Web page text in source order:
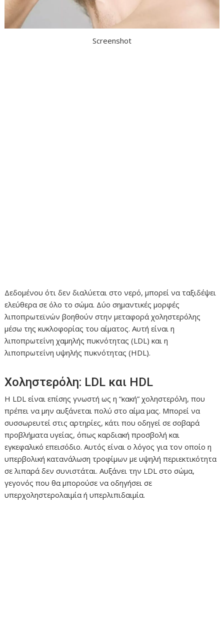
Screenshot
Δεδομένου ότι δεν διαλύεται στο νερό, μπορεί να ταξιδέψει
ελεύθερα σε όλο το σώμα. Δύο σημαντικές μορφές
λιποπρωτεϊνών βοηθούν στην μεταφορά χοληστερόλης
μέσω της κυκλοφορίας του αίματος. Αυτή είναι η
λιποπρωτεΐνη χαμηλής πυκνότητας (LDL) και η
λιποπρωτεΐνη υψηλής πυκνότητας (HDL).
Χοληστερόλη: LDL και HDL
Η LDL είναι επίσης γνωστή ως η “κακή” χοληστερόλη, που
πρέπει να μην αυξάνεται πολύ στο αίμα μας. Μπορεί να
συσσωρευτεί στις αρτηρίες, κάτι που οδηγεί σε σοβαρά
προβλήματα υγείας, όπως καρδιακή προσβολή και
εγκεφαλικό επεισόδιο. Αυτός είναι ο λόγος για τον οποίο η
υπερβολική κατανάλωση τροφίμων με υψηλή περιεκτικότητα
σε λιπαρά δεν συνιστάται. Αυξάνει την LDL στο σώμα,
γεγονός που θα μπορούσε να οδηγήσει σε
υπερχοληστερολαιμία ή υπερλιπιδαιμία.